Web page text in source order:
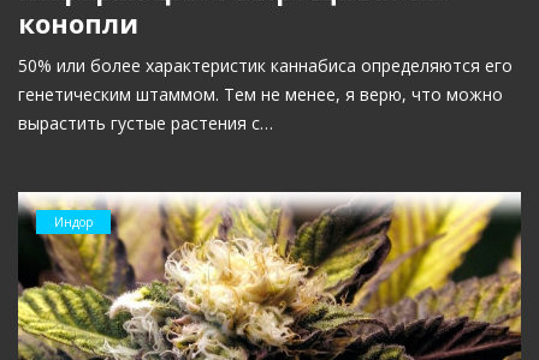
конопли
50% или более характеристик каннабиса определяются его
генетическим штаммом. Тем не менее, я верю, что можно
вырастить густые растения с…
Индор